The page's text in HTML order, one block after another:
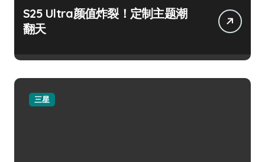
S25 Ultra颜值炸裂！定制主题潮
翻天
三星